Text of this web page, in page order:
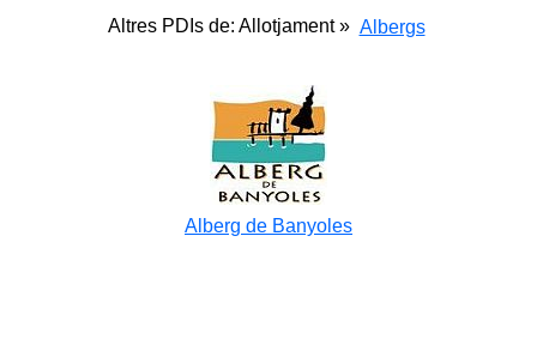
Altres PDIs de: Allotjament » Albergs
Alberg de Banyoles